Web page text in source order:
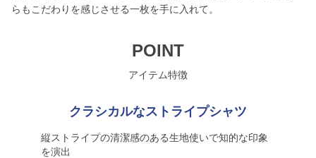
らもこだわりを感じさせる一枚を手に入れて。
POINT
アイテム特徴
クラシカルなストライプシャツ
縦ストライプの清潔感のある生地使いで知的な印象
を演出